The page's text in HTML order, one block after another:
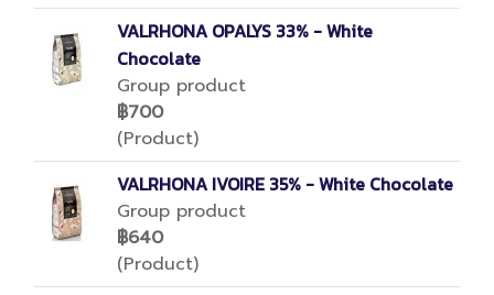
VALRHONA OPALYS 33% - White
Chocolate
Group product
฿700
(Product)
VALRHONA IVOIRE 35% - White Chocolate
Group product
฿640
(Product)